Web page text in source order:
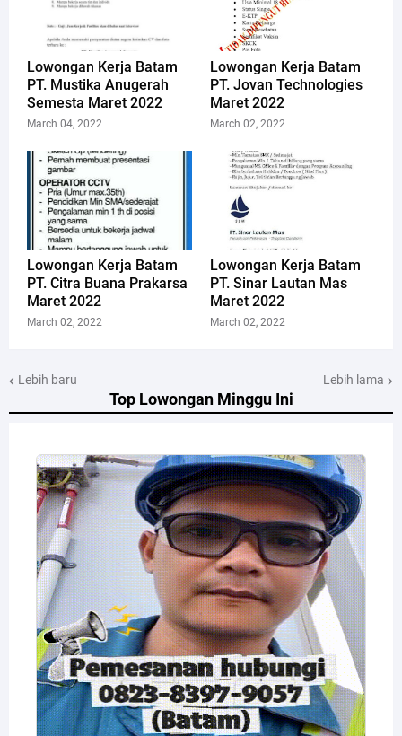
Top Lowongan Minggu Ini
Lowongan Kerja Batam
PT. Mustika Anugerah
Semesta Maret 2022
March 04, 2022
Lowongan Kerja Batam
PT. Jovan Technologies
Maret 2022
March 02, 2022
Lowongan Kerja Batam
PT. Citra Buana Prakarsa
Maret 2022
March 02, 2022
Lowongan Kerja Batam
PT. Sinar Lautan Mas
Maret 2022
March 02, 2022
Lebih baru Lebih lama